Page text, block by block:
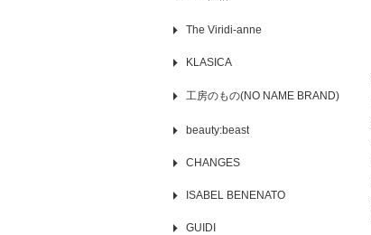
The Viridi-anne
KLASICA
工房のもの(NO NAME BRAND)
beauty:beast
CHANGES
ISABEL BENENATO
GUIDI